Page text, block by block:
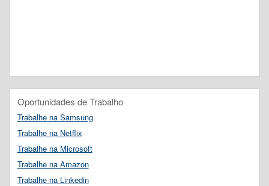
Oportunidades de Trabalho
Trabalhe na Samsung
Trabalhe na Netflix
Trabalhe na Microsoft
Trabalhe na Amazon
Trabalhe na Linkedin